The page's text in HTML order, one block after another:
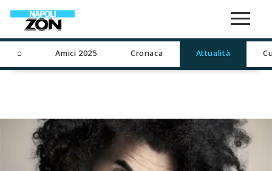
⌂ Amici 2025 Cronaca Attualità